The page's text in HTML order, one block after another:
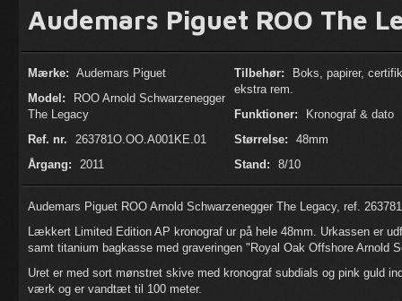
Audemars Piguet ROO The
Mærke: Audemars Piguet
Model:
ROO Arnold Schwarzenegger
The Legacy
Ref. nr.
263781O.OO.A001KE.01
Årgang:
2011
Tilbehør:
Boks, papirer,
ekstra rem.
Funktioner:
Kronograf & dato
Størrelse:
48mm
Stand:
8/10
Audemars Piguet ROO Arnold Schwarzenegger The Legacy, ref.
Lækkert Limited Edition AP kronograf ur på hele 48mm. Urkassen er
samt titanium bagkasse med graveringen "Royal Oak Offshore Arnold
Uret er med sort mønstret skive med kronograf subdials og pink guld
værk og er vandtæt til 100 meter.